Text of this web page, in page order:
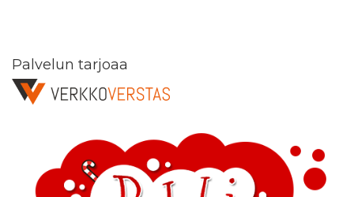
Palvelun tarjoaa